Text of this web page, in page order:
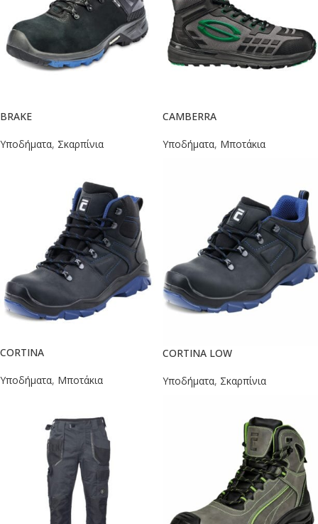
BRAKE
Υποδήματα, Σκαρπίνια
CAMBERRA
Υποδήματα, Μποτάκια
CORTINA
Υποδήματα, Μποτάκια
CORTINA LOW
Υποδήματα, Σκαρπίνια